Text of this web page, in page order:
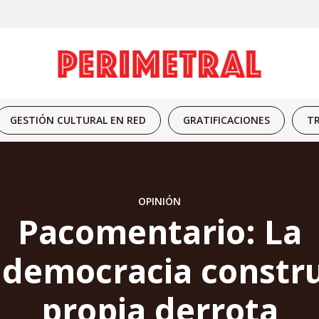
GESTIÓN CULTURAL EN RED GRATIFICACIONES
OPINIÓN
Pacomentario: La
propia derrota